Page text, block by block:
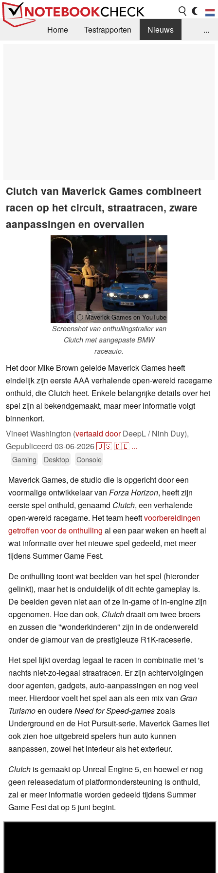
Home Testrapporten
Nieuws
...
Clutch van Maverick Games combineert
racen op het circuit, straatracen, zware
aanpassingen en overvallen
ⓘ Maverick Games on YouTube
Screenshot van onthullingstrailer van
Clutch met aangepaste BMW
raceauto.
Het door Mike Brown geleide Maverick Games heeft
eindelijk zijn eerste AAA verhalende open-wereld racegame
onthuld, die Clutch heet. Enkele belangrijke details over het
spel zijn al bekendgemaakt, maar meer informatie volgt
binnenkort.
Vineet Washington (vertaald doorDeepL / Ninh Duy),
Gepubliceerd 03-06-2026🇺🇸🇩🇪 ...
Gaming Desktop Console
Maverick Games, de studio die is opgericht door een
voormalige ontwikkelaar van Forza Horizon, heeft zijn
eerste spel onthuld, genaamd Clutch, een verhalende
open-wereld racegame. Het team heeftvoorbereidingen
getroffen voor de onthulling al een paar weken en heeft al
wat informatie over het nieuwe spel gedeeld, met meer
tijdens Summer Game Fest.
De onthulling toont wat beelden van het spel (hieronder
gelinkt), maar het is onduidelijk of dit echte gameplay is.
De beelden geven niet aan of ze in-game of in-engine zijn
opgenomen. Hoe dan ook, Clutchdraait om twee broers
en zussen die "wonderkinderen" zijn in de onderwereld
onder de glamour van de prestigieuze R1K-raceserie.
Het spel lijkt overdag legaal te racen in combinatie met 's
nachts niet-zo-legaal straatracen. Er zijn achtervolgingen
door agenten, gadgets, auto-aanpassingen en nog veel
meer. Hierdoor voelt het spel aan als een mix van Gran
Turismoen oudereNeed for Speed-gameszoals
Underground en de Hot Pursuit-serie. Maverick Games liet
ook zien hoe uitgebreid spelers hun auto kunnen
aanpassen, zowel het interieur als het exterieur.
Clutch is gemaakt op Unreal Engine 5, en hoewel er nog
geen releasedatum of platformondersteuning is onthuld,
zal er meer informatie worden gedeeld tijdens Summer
Game Fest dat op 5 juni begint.